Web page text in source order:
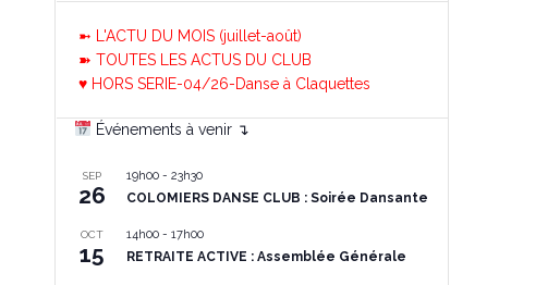
➼ L'ACTU DU MOIS (juillet-août)
➽ TOUTES LES ACTUS DU CLUB
♥ HORS SERIE-04/26-Danse à Claquettes
Événements à venir ↴
SEP
26
19h00 - 23h30
COLOMIERS DANSE CLUB : Soirée Dansante
OCT
15
14h00 - 17h00
RETRAITE ACTIVE : Assemblée Générale